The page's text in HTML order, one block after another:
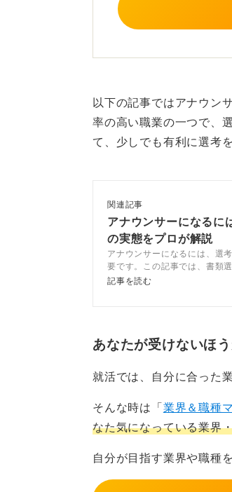
加えて、伝える力を
0
以下の記事ではアナウン
率の高い職業の一つで、
て、少しでも有利に選考
関連記事
アナウンサーになるに
の実態をプロが解説
アナウンサーになるには、選
要です。この記事では、書類
選考対策について、キャリア
記事を読む
あなたが受けないほ
就活では、自分に合った
そんな時は「 業界＆職種
なた気になっている業界
自分が目指す業界や職種